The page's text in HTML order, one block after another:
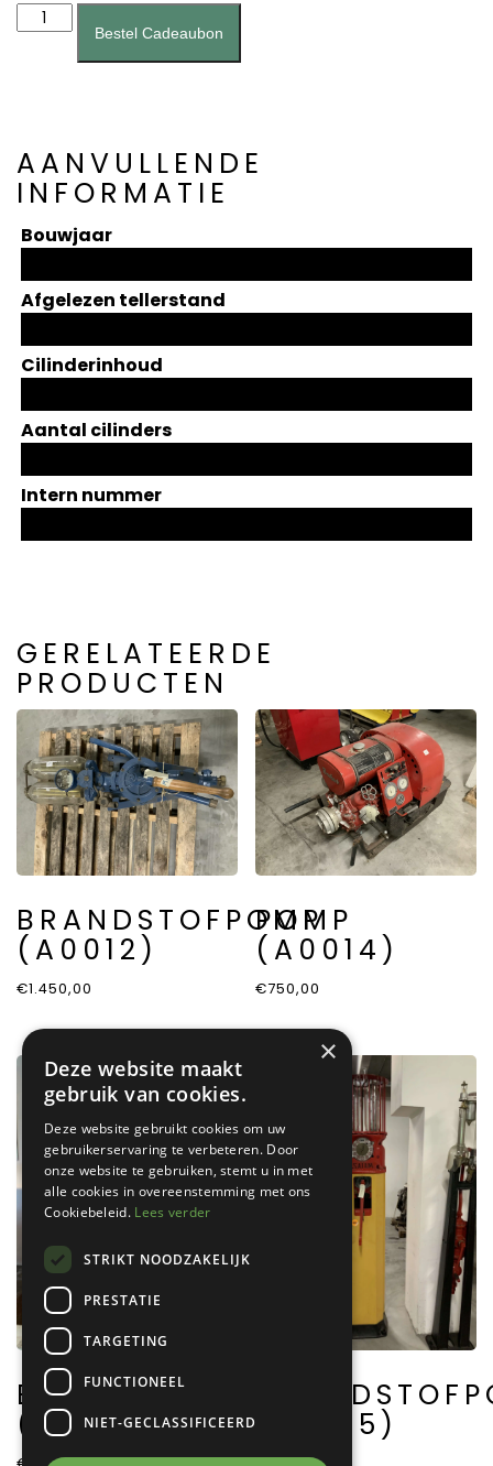
Brandstofpomp
(A0002)
Bestel Cadeaubon
AANVULLENDE
INFORMATIE
Bouwjaar
Afgelezen tellerstand
Cilinderinhoud
Aantal cilinders
Intern nummer
GERELATEERDE
PRODUCTEN
BRANDSTOFPOMP
(A0012)
€1.450,00
POMP
(A0014)
€750,00
BRANDSTOFPOMP
(A0026) (A0015)
×
Deze website maakt
gebruik van cookies.
Deze website gebruikt cookies om uw
gebruikerservaring te verbeteren. Door
onze website te gebruiken, stemt u in met
alle cookies in overeenstemming met ons
Cookiebeleid. Lees verder
STRIKT NOODZAKELIJK
PRESTATIE
TARGETING
FUNCTIONEEL
NIET-GECLASSIFICEERD